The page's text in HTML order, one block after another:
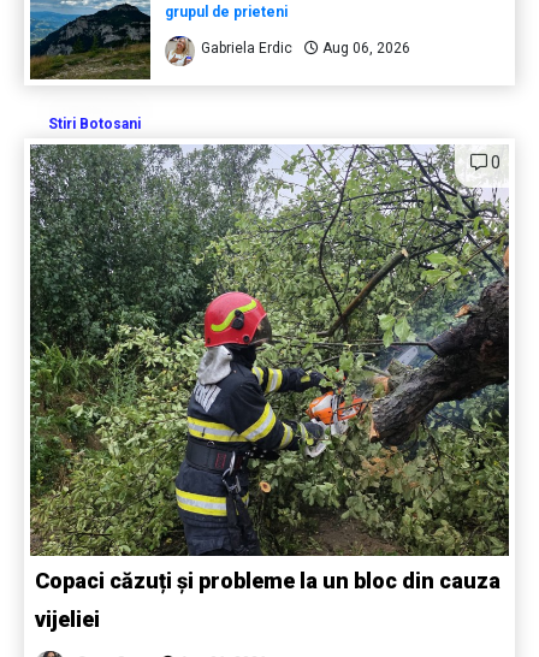
grupul de prieteni
Gabriela Erdic Aug 06, 2026
Stiri Botosani
0
Copaci căzuți și probleme la un bloc din cauza
vijeliei